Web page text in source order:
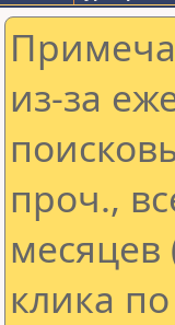
из-за
проч.,
месяцев
клика